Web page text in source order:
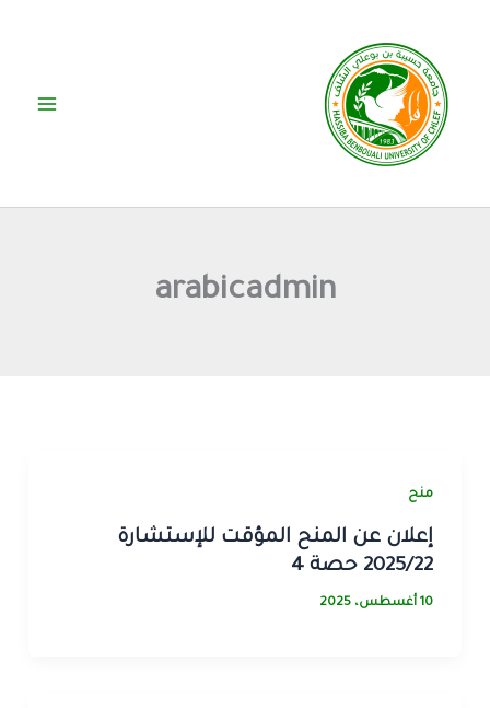
المحتوى
arabicadmin
منح
إعلان عن المنح المؤقت للإستشارة
2025/22 حصة 4
10 أغسطس، 2025